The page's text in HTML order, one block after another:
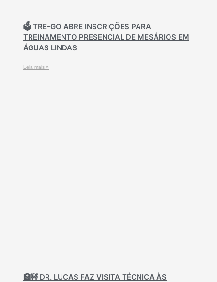
🗳️ TRE-GO ABRE INSCRIÇÕES PARA
TREINAMENTO PRESENCIAL DE MESÁRIOS EM
ÁGUAS LINDAS
Leia mais »
🏥🚧 DR. LUCAS FAZ VISITA TÉCNICA ÀS